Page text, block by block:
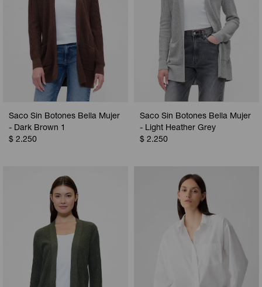
Saco Sin Botones Bella Mujer
- Dark Brown 1
$ 2.250
Saco Sin Botones Bella Mujer
- Light Heather Grey
$ 2.250